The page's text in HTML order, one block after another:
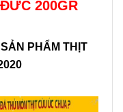
200GR
PHẨM THỊT